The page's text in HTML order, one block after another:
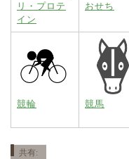
リ・プロテ
イン
おせち
競輪 競馬
共有: